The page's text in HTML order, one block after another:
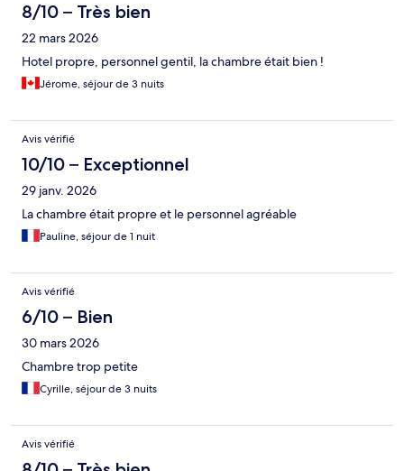
8/10 – Très bien
22 mars 2026
Hotel propre, personnel gentil, la chambre était bien !
Jérome, séjour de 3 nuits
Avis vérifié
10/10 – Exceptionnel
29 janv. 2026
La chambre était propre et le personnel agréable
Pauline, séjour de 1 nuit
Avis vérifié
6/10 – Bien
30 mars 2026
Chambre trop petite
Cyrille, séjour de 3 nuits
Avis vérifié